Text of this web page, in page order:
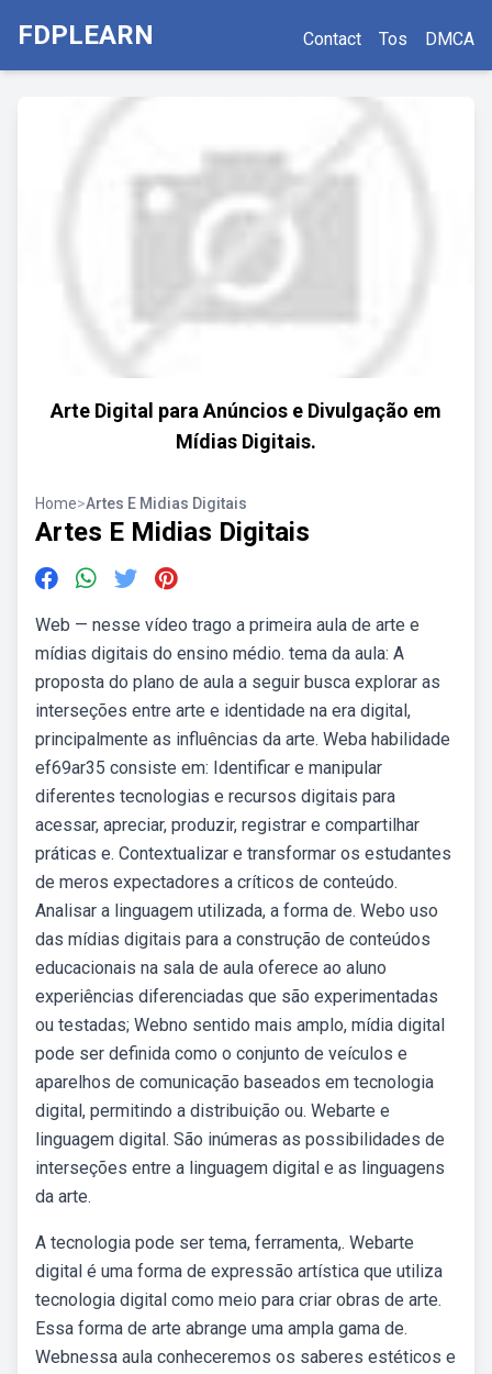
FDPLEARN Contact Tos DMCA
Arte Digital para Anúncios e Divulgação em
Mídias Digitais.
Home>Artes E Midias Digitais
Artes E Midias Digitais
Web — nesse vídeo trago a primeira aula de arte e
mídias digitais do ensino médio. tema da aula: A
proposta do plano de aula a seguir busca explorar as
interseções entre arte e identidade na era digital,
principalmente as influências da arte. Weba habilidade
ef69ar35 consiste em: Identificar e manipular
diferentes tecnologias e recursos digitais para
acessar, apreciar, produzir, registrar e compartilhar
práticas e. Contextualizar e transformar os estudantes
de meros expectadores a críticos de conteúdo.
Analisar a linguagem utilizada, a forma de. Webo uso
das mídias digitais para a construção de conteúdos
educacionais na sala de aula oferece ao aluno
experiências diferenciadas que são experimentadas
ou testadas; Webno sentido mais amplo, mídia digital
pode ser definida como o conjunto de veículos e
aparelhos de comunicação baseados em tecnologia
digital, permitindo a distribuição ou. Webarte e
linguagem digital. São inúmeras as possibilidades de
interseções entre a linguagem digital e as linguagens
da arte.
A tecnologia pode ser tema, ferramenta,. Webarte
digital é uma forma de expressão artística que utiliza
tecnologia digital como meio para criar obras de arte.
Essa forma de arte abrange uma ampla gama de.
Webnessa aula conheceremos os saberes estéticos e